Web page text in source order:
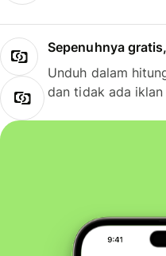
Sepenuhnya
Unduh dalam
dan tidak ada